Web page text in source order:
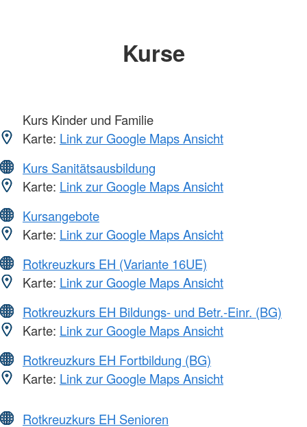
Kurse
Kurs Kinder und Familie
Karte: Link zur Google Maps Ansicht
Kurs Sanitätsausbildung
Karte: Link zur Google Maps Ansicht
Kursangebote
Karte: Link zur Google Maps Ansicht
Rotkreuzkurs EH (Variante 16UE)
Karte: Link zur Google Maps Ansicht
Rotkreuzkurs EH Bildungs- und Betr.-Einr. (BG)
Karte: Link zur Google Maps Ansicht
Rotkreuzkurs EH Fortbildung (BG)
Karte: Link zur Google Maps Ansicht
Rotkreuzkurs EH Senioren